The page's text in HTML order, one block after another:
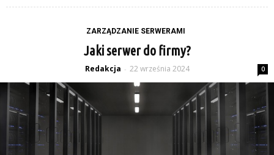
ZARZĄDZANIE SERWERAMI
Jaki serwer do firmy?
Redakcja - 22 września 2024 0